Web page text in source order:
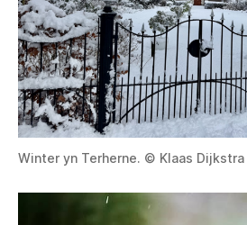
Winter yn Terherne. © Klaas Dijkstra